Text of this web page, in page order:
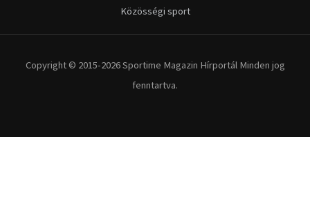
Közösségi sport
Copyright © 2015-2026 Sportime Magazin Hírportál Minden jog
fenntartva.